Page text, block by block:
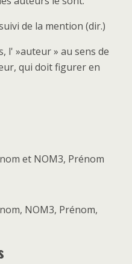
de la mention (dir.)
l' »auteur » au sens de
qui doit figurer en
et NOM3, Prénom
NOM3, Prénom,